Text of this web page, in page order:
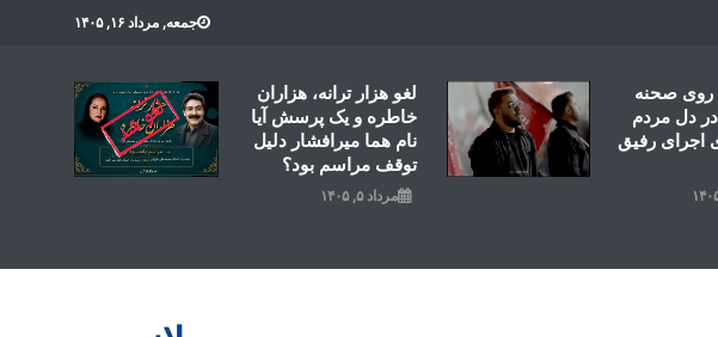
جمعه, مرداد ۱۶, ۱۴۰۵
لغو هزار ترانه، هزاران
خاطره و یک پرسش آیا
نام هما میرافشار دلیل
توقف مراسم بود؟
مرداد ۵, ۱۴۰۵
روی صحنه
دل مردم
اجرای رفیق